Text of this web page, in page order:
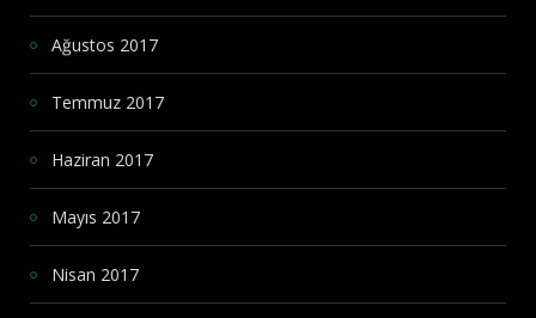
Ağustos 2017
Temmuz 2017
Haziran 2017
Mayıs 2017
Nisan 2017